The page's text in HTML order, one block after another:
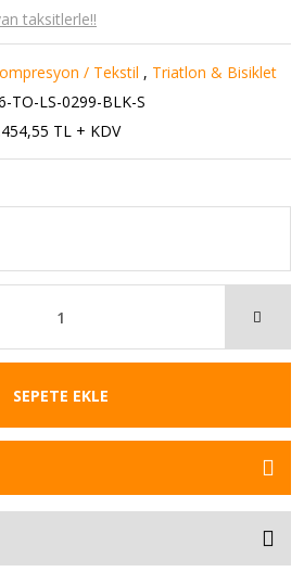
taksitlerle!!
/ Tekstil , Triatlon & Bisiklet
TO-LS-0299-BLK-S
TL + KDV
SEPETE EKLE